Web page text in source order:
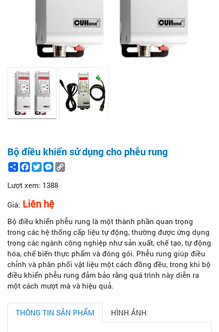
Bộ điều khiển sử dụng cho phễu rung
ShareFacebook
TwitterMessenger
Lượt xem: 1388
Giá: Liên hệ
Bộ điều khiển phễu rung là một thành phần quan trọng
trong các hệ thống cấp liệu tự động, thường được ứng dụng
trong các ngành công nghiệp như sản xuất, chế tạo, tự động
hóa, chế biến thực phẩm và đóng gói. Phễu rung giúp điều
chỉnh và phân phối vật liệu một cách đồng đều, trong khi bộ
điều khiển phễu rung đảm bảo rằng quá trình này diễn ra
một cách mượt mà và hiệu quả.
THÔNG TIN SẢN PHẨM HÌNH ẢNH